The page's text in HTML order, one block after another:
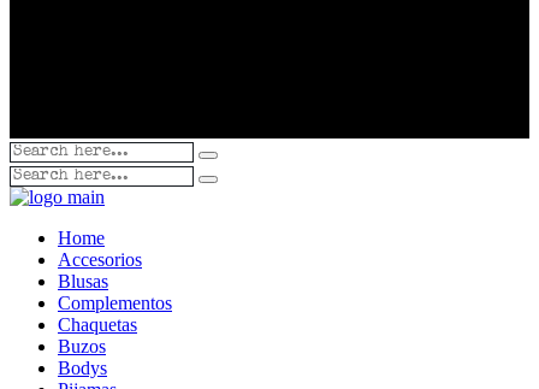
Home
Accesorios
Blusas
Complementos
Chaquetas
Buzos
Bodys